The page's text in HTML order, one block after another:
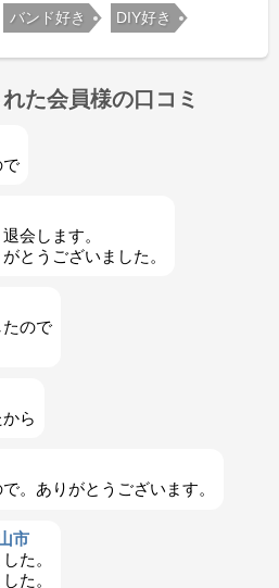
バンド好き DIY好き
た会員様の口コミ
会します。
とうございました。
ので
ら
。ありがとうございます。
市
た。
た。